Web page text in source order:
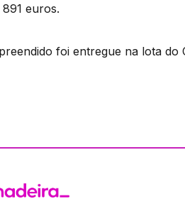
euros.
foi entregue na lota